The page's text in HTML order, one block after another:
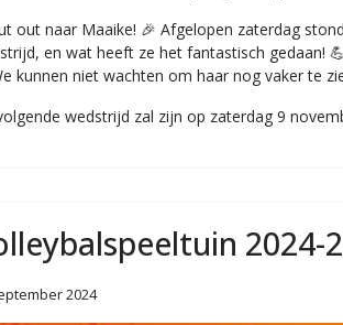
out naar Maaike! 🎉 Afgelopen zaterdag
en wat heeft ze het fantastisch gedaan!
kunnen niet wachten om haar nog vaker te
wedstrijd zal zijn op zaterdag 9
2024-
2024